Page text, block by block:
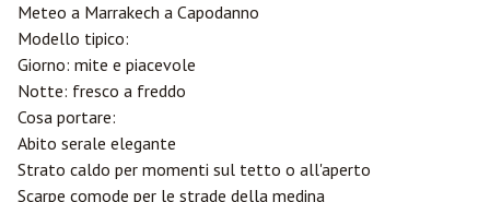
Meteo a Marrakech a Capodanno
Modello tipico:
Giorno: mite e piacevole
Notte: fresco a freddo
Cosa portare:
Abito serale elegante
Strato caldo per momenti sul tetto o all'aperto
Scarpe comode per le strade della medina